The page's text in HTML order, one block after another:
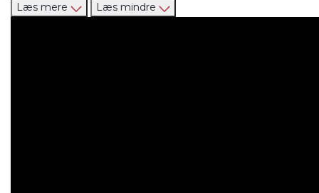
Læs mere
Læs mindre